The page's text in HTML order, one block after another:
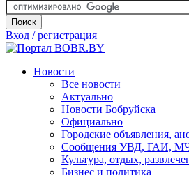
Поиск
Вход / регистрация
Новости
Все новости
Актуально
Новости Бобруйска
Официально
Городские объявления,
Сообщения УВД, ГАИ,
Культура, отдых,
Бизнес и политика